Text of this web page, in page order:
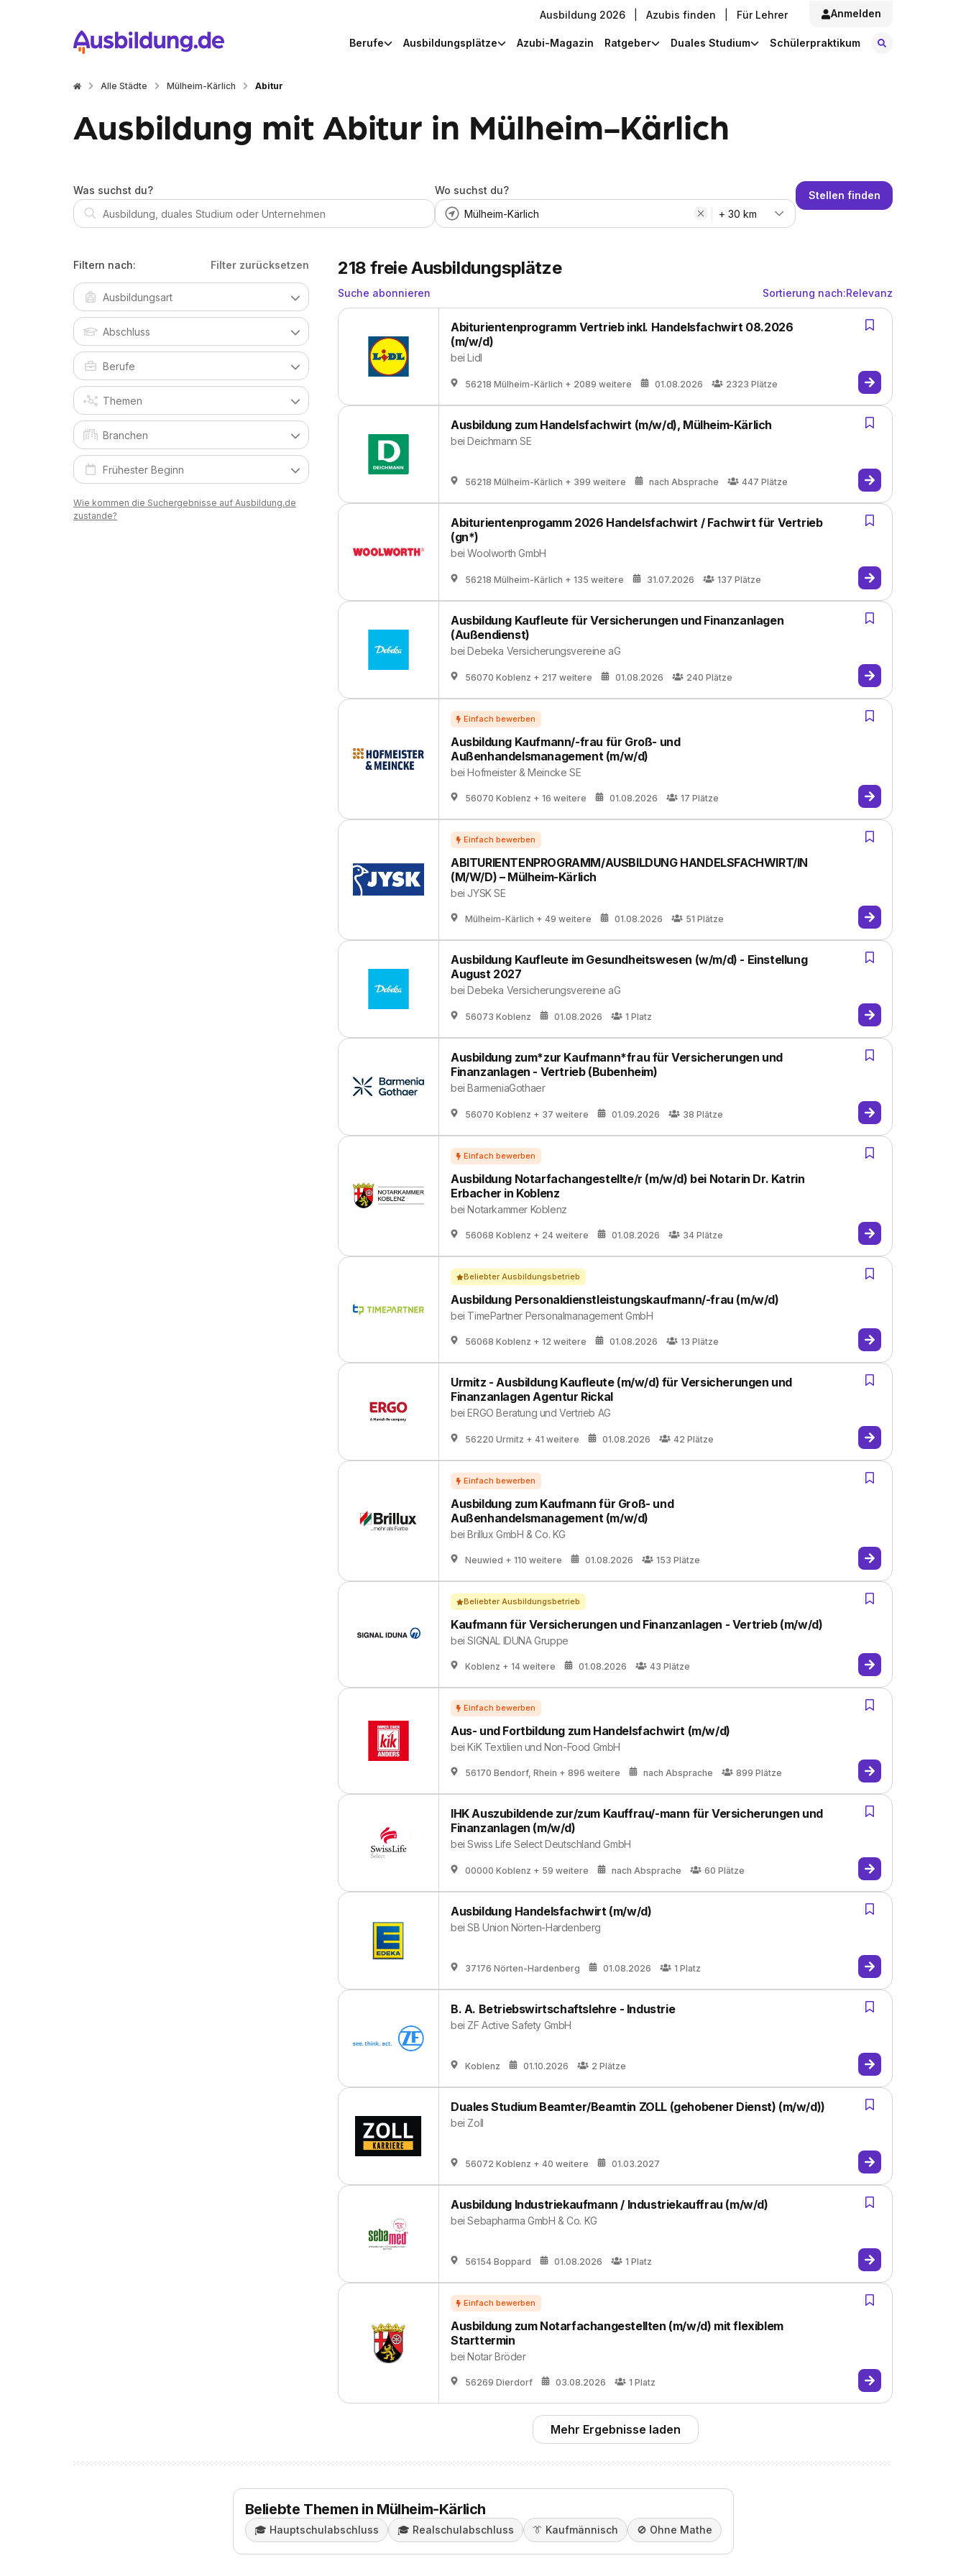
Ausbildung 2026 Azubis finden Für Lehrer Anmelden
Berufe Ausbildungsplätze Azubi-Magazin Ratgeber Duales Studium Schülerpraktikum
Alle Städte Mülheim-Kärlich Abitur
Ausbildung mit Abitur in Mülheim-Kärlich
Was suchst du?
Wo suchst du?
+ 30 km
Stellen finden
Filtern nach: Filter zurücksetzen
Wie kommen die Suchergebnisse auf Ausbildung.de
zustande?
218 freie Ausbildungsplätze
Suche abonnieren Sortierung nach:Relevanz
Abiturientenprogramm Vertrieb inkl. Handelsfachwirt 08.2026
(m/w/d)
beiLidl
56218 Mülheim-Kärlich + 2089 weitere 01.08.2026 2323 Plätze
Ausbildung zum Handelsfachwirt (m/w/d), Mülheim-Kärlich
beiDeichmann SE
56218 Mülheim-Kärlich + 399 weitere nach Absprache 447 Plätze
Abiturientenprogamm 2026 Handelsfachwirt / Fachwirt für Vertrieb
(gn*)
beiWoolworth GmbH
56218 Mülheim-Kärlich + 135 weitere 31.07.2026 137 Plätze
Ausbildung Kaufleute für Versicherungen und Finanzanlagen
(Außendienst)
beiDebeka Versicherungsvereine aG
56070 Koblenz + 217 weitere 01.08.2026 240 Plätze
Ausbildung Kaufmann/-frau für Groß- und
Außenhandelsmanagement (m/w/d)
beiHofmeister & Meincke SE
56070 Koblenz + 16 weitere 01.08.2026 17 Plätze
ABITURIENTENPROGRAMM/AUSBILDUNG HANDELSFACHWIRT/IN
(M/W/D) – Mülheim-Kärlich
bei JYSK SE
Mülheim-Kärlich + 49 weitere 01.08.2026 51 Plätze
Ausbildung Kaufleute im Gesundheitswesen (w/m/d) - Einstellung
August 2027
beiDebeka Versicherungsvereine aG
56073 Koblenz 01.08.2026 1 Platz
Ausbildung zum*zur Kaufmann*frau für Versicherungen und
Finanzanlagen - Vertrieb (Bubenheim)
beiBarmeniaGothaer
56070 Koblenz + 37 weitere 01.09.2026 38 Plätze
Ausbildung Notarfachangestellte/r (m/w/d) bei Notarin Dr. Katrin
Erbacher in Koblenz
beiNotarkammer Koblenz
56068 Koblenz + 24 weitere 01.08.2026 34 Plätze
Ausbildung Personaldienstleistungskaufmann/-frau (m/w/d)
bei TimePartner Personalmanagement GmbH
56068 Koblenz + 12 weitere 01.08.2026 13 Plätze
Beliebter Ausbildungsbetrieb
Urmitz - Ausbildung Kaufleute (m/w/d) für Versicherungen und
Finanzanlagen Agentur Rickal
beiERGO Beratung und Vertrieb AG
56220 Urmitz + 41 weitere 01.08.2026 42 Plätze
Ausbildung zum Kaufmann für Groß- und
Außenhandelsmanagement (m/w/d)
beiBrillux GmbH & Co. KG
Neuwied + 110 weitere 01.08.2026 153 Plätze
Kaufmann für Versicherungen und Finanzanlagen - Vertrieb (m/w/d)
beiSIGNAL IDUNA Gruppe
Koblenz + 14 weitere 01.08.2026 43 Plätze
Beliebter Ausbildungsbetrieb
Aus- und Fortbildung zum Handelsfachwirt (m/w/d)
beiKiK Textilien und Non-Food GmbH
56170 Bendorf, Rhein + 896 weitere nach Absprache 899 Plätze
IHK Auszubildende zur/zum Kauffrau/-mann für Versicherungen und
Finanzanlagen (m/w/d)
beiSwiss Life Select Deutschland GmbH
00000 Koblenz + 59 weitere nach Absprache 60 Plätze
Ausbildung Handelsfachwirt (m/w/d)
beiSB Union Nörten-Hardenberg
37176 Nörten-Hardenberg 01.08.2026 1 Platz
B. A. Betriebswirtschaftslehre - Industrie
bei ZF Active Safety GmbH
Koblenz 01.10.2026 2 Plätze
Duales Studium Beamter/Beamtin ZOLL (gehobener Dienst) (m/w/d))
bei Zoll
56072 Koblenz + 40 weitere 01.03.2027
Ausbildung Industriekaufmann / Industriekauffrau (m/w/d)
beiSebapharma GmbH & Co. KG
56154 Boppard 01.08.2026 1 Platz
Ausbildung zum Notarfachangestellten (m/w/d) mit flexiblem
Starttermin
beiNotar Bröder
56269 Dierdorf 03.08.2026 1 Platz
Mehr Ergebnisse laden
Beliebte Themen in Mülheim-Kärlich
🎓️ Hauptschulabschluss 🎓️ Realschulabschluss 👔 Kaufmännisch 🚫 Ohne Mathe